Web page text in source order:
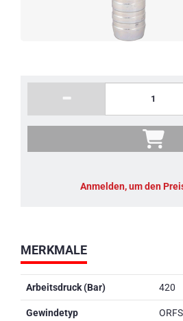
MERKMALE
Arbeitsdruck (Bar) 420
Gewindetyp ORFS
Anmelden, um den